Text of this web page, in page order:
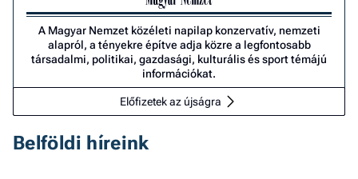
A Magyar Nemzet közéleti napilap konzervatív, nemzeti
alapról, a tényekre építve adja közre a legfontosabb
társadalmi, politikai, gazdasági, kulturális és sport témájú
információkat.
Előfizetek az újságra
Belföldi híreink